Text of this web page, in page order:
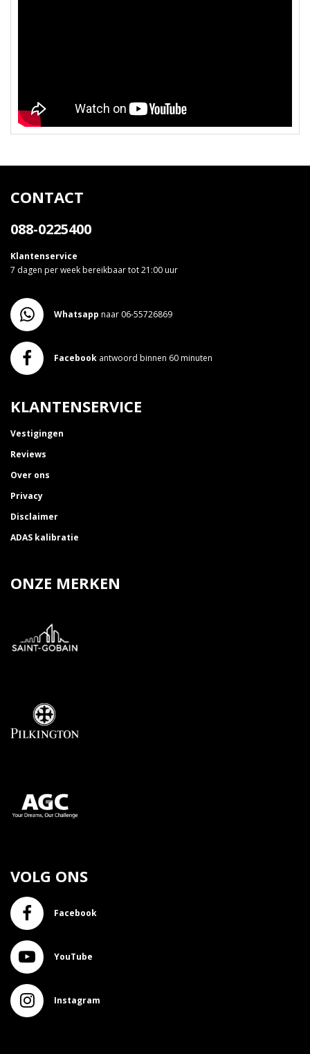
CONTACT
088-0225400
Klantenservice
7 dagen per week bereikbaar tot 21:00 uur
Whatsapp naar 06-55726869
Facebook antwoord binnen 60 minuten
KLANTENSERVICE
Vestigingen
Reviews
Over ons
Privacy
Disclaimer
ADAS kalibratie
ONZE MERKEN
VOLG ONS
Facebook
YouTube
Instagram